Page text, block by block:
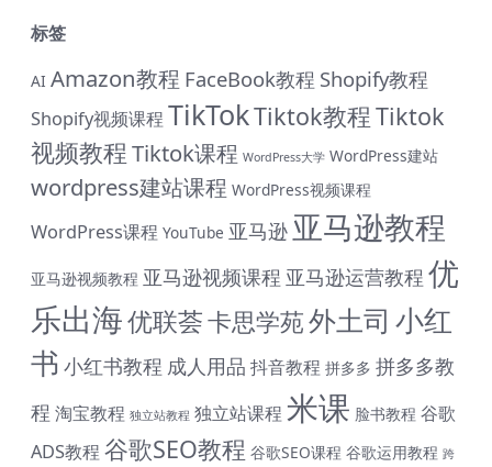
标签
AI Amazon教程 FaceBook教程 Shopify教程
Shopify视频课程 TikTokTiktok教程Tiktok
视频教程Tiktok课程 WordPress大学 WordPress建站
wordpress建站课程 WordPress视频课程
WordPress课程 YouTube 亚马逊 亚马逊教程
亚马逊视频教程 亚马逊视频课程 亚马逊运营教程 优
乐出海优联荟卡思学苑外土司 小红
书 小红书教程 成人用品 抖音教程 拼多多 拼多多教
程 淘宝教程 独立站教程 独立站课程 米课 脸书教程 谷歌
ADS教程 谷歌SEO教程 谷歌SEO课程 谷歌运用教程 跨
终身SVIP会员限时 1399 元（原价1999元）| 《外土司全
系列课程》共计17套打包价599元（原价799直降200元|